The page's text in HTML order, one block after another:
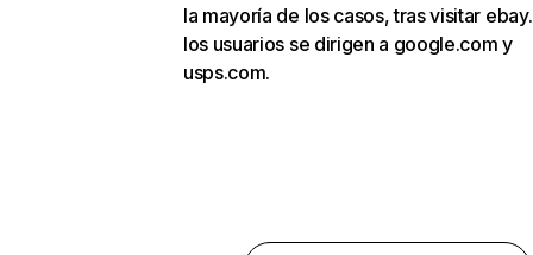
la mayoría de los casos, tras visitar
los usuarios se dirigen a google.com y
usps.com.